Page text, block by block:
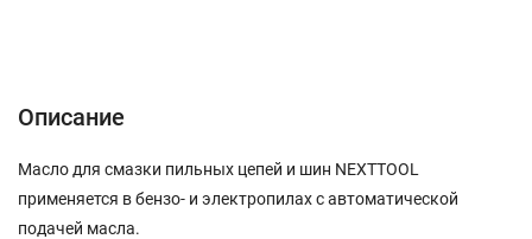
Описание
Масло для смазки пильных цепей и шин NEXTTOOL
применяется в бензо- и электропилах с автоматической
подачей масла.